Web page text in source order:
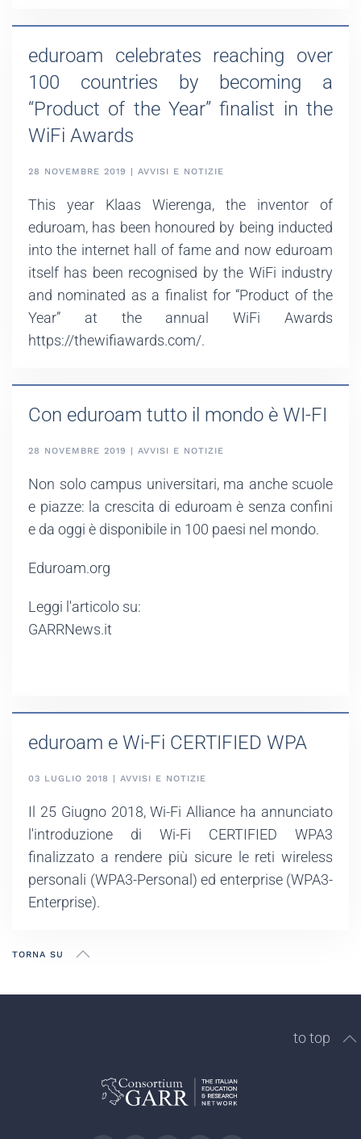
eduroam celebrates reaching over
100 countries by becoming a
“Product of the Year” finalist in the
WiFi Awards
28 NOVEMBRE 2019 | AVVISI E NOTIZIE
This year Klaas Wierenga, the inventor of
eduroam, has been honoured by being inducted
into the internet hall of fame and now eduroam
itself has been recognised by the WiFi industry
and nominated as a finalist for “Product of the
Year” at the annual WiFi Awards
https://thewifiawards.com/.
Con eduroam tutto il mondo è WI-FI
28 NOVEMBRE 2019 | AVVISI E NOTIZIE
Non solo campus universitari, ma anche scuole
e piazze: la crescita di eduroam è senza confini
e da oggi è disponibile in 100 paesi nel mondo.
Eduroam.org
Leggi l'articolo su:
GARRNews.it
eduroam e Wi-Fi CERTIFIED WPA
03 LUGLIO 2018 | AVVISI E NOTIZIE
Il 25 Giugno 2018, Wi-Fi Alliance ha annunciato
l'introduzione di Wi-Fi CERTIFIED WPA3
finalizzato a rendere più sicure le reti wireless
personali (WPA3-Personal) ed enterprise (WPA3-
Enterprise).
TORNA SU
to top